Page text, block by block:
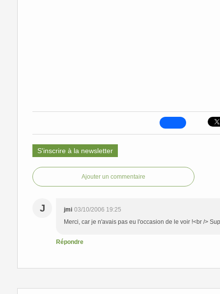
S'inscrire à la newsletter
Ajouter un commentaire
J jmi 03/10/2006 19:25
Merci, car je n'avais pas eu l'occasion de le voir !<br />
Répondre